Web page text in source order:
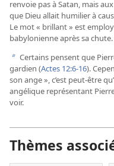
renvoie pas à Satan, mais
que Dieu allait humilier à
Le mot « brillant » est
babylonienne après sa chute.
b Certains pensent que
gardien (Actes 12:6-16).
son ange », c’est peut-être
angélique représentant
voir.
Thèmes